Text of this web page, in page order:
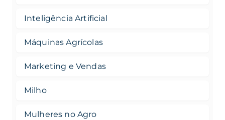
Inteligência Artificial
Máquinas Agrícolas
Marketing e Vendas
Milho
Mulheres no Agro